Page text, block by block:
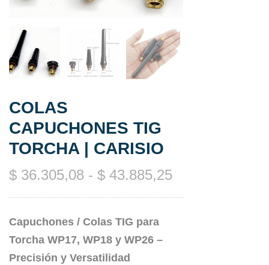
COLAS
CAPUCHONES TIG
TORCHA | CARISIO
$ 36.305,08 - $ 43.885,25
Capuchones / Colas TIG para
Torcha WP17, WP18 y WP26 –
Precisión y Versatilidad